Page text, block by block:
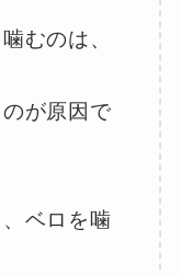
むのは、
が原因で
ベロを噛